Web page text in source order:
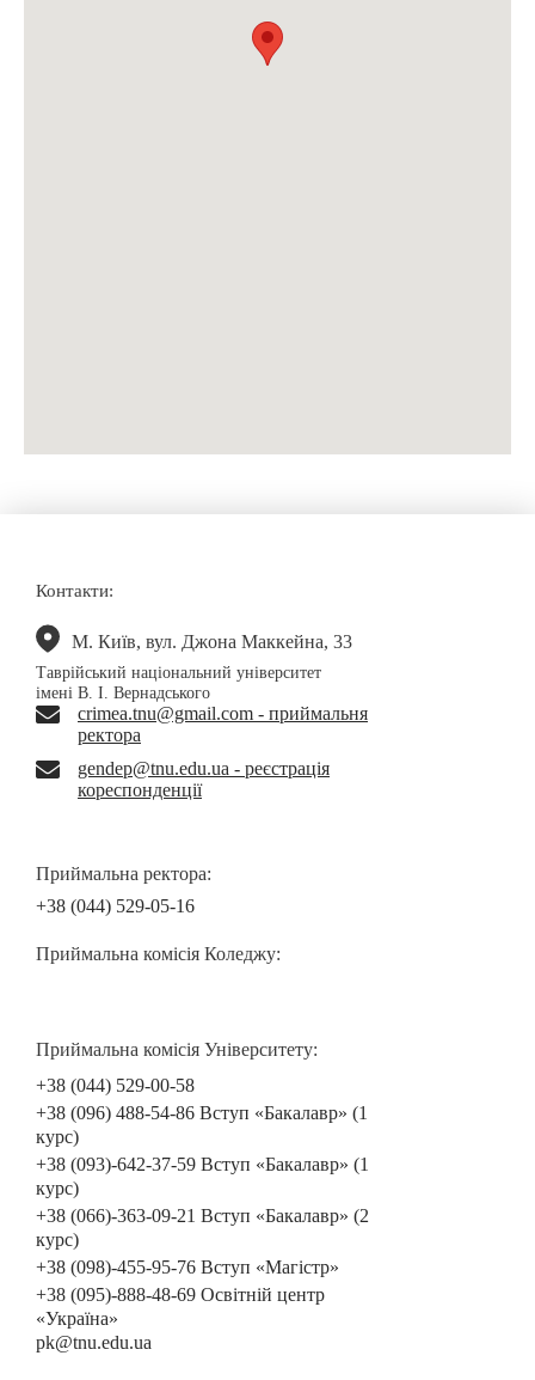
Контакти:
М. Київ, вул. Джона Маккейна, 33
Таврійський національний університет
імені В. І. Вернадського
crimea.tnu@gmail.com - приймальня
ректора
gendep@tnu.edu.ua - реєстрація
кореспонденції
Приймальна ректора:
+38 (044) 529-05-16
Приймальна комісія Коледжу:
Приймальна комісія Університету:
+38 (044) 529-00-58
+38 (096) 488-54-86 Вступ «Бакалавр» (1
курс)
+38 (093)-642-37-59 Вступ «Бакалавр» (1
курс)
+38 (066)-363-09-21 Вступ «Бакалавр» (2
курс)
+38 (098)-455-95-76 Вступ «Магістр»
+38 (095)-888-48-69 Освітній центр
«Україна»
pk@tnu.edu.ua